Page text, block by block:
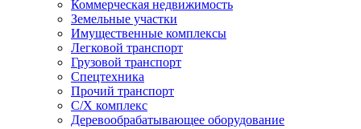
Коммерческая недвижимость
Земельные участки
Имущественные комплексы
Легковой транспорт
Грузовой транспорт
Спецтехника
Прочий транспорт
С/Х комплекс
Деревообрабатывающее оборудование